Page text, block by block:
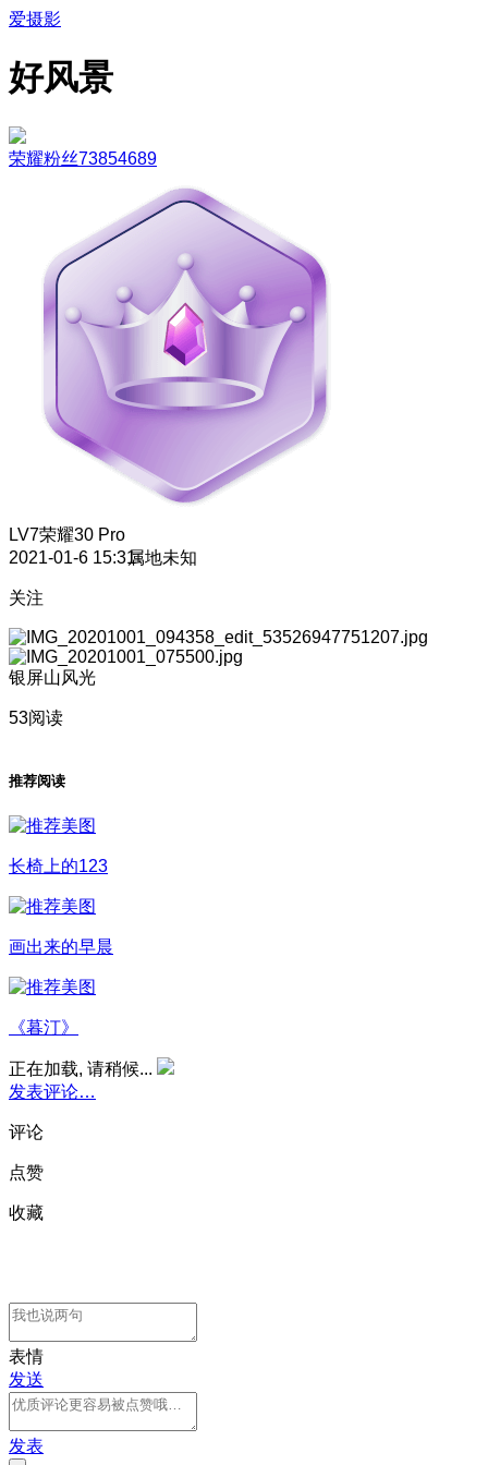
爱摄影
好风景
荣耀粉丝73854689
LV7荣耀30 Pro
2021-01-6 15:31属地未知
关注
银屏山风光
53阅读
推荐阅读
长椅上的123
画出来的早晨
《暮汀》
正在加载, 请稍候...
发表评论…
评论
点赞
收藏
表情
发送
发表